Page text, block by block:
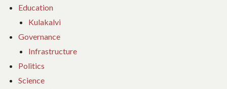
Education
Kulakalvi
Governance
Infrastructure
Politics
Science